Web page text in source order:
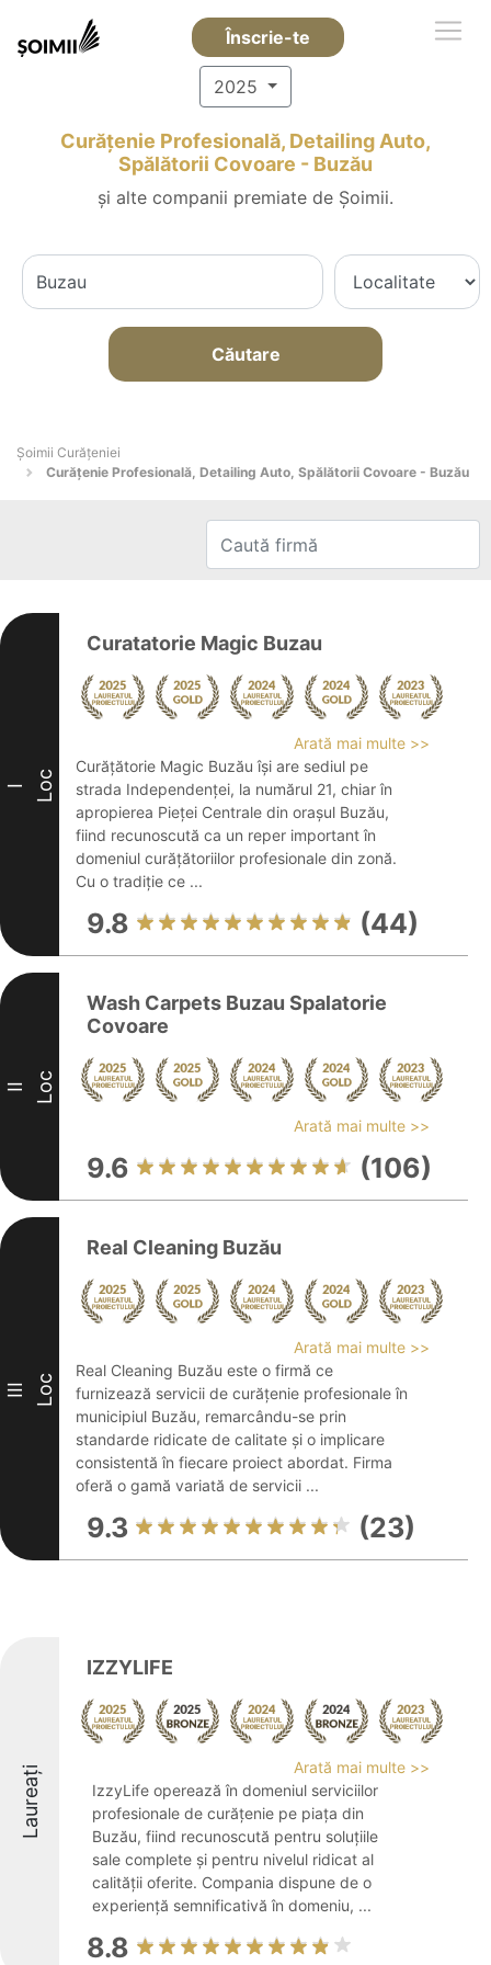
Înscrie-te
2025
Curățenie Profesională, Detailing Auto,
Spălătorii Covoare - Buzău
și alte companii premiate de Șoimii.
Căutare
Șoimii Curățeniei
Curățenie Profesională, Detailing Auto, Spălătorii Covoare - Buzău
I Loc
Curatatorie Magic Buzau
Arată mai multe >>
Curățătorie Magic Buzău își are sediul pe
strada Independenței, la numărul 21, chiar în
apropierea Pieței Centrale din orașul Buzău,
fiind recunoscută ca un reper important în
domeniul curățătoriilor profesionale din zonă.
Cu o tradiție ce ...
9.8 (44)
II Loc
Wash Carpets Buzau Spalatorie
Covoare
Arată mai multe >>
9.6 (106)
III Loc
Real Cleaning Buzău
Arată mai multe >>
Real Cleaning Buzău este o firmă ce
furnizează servicii de curățenie profesionale în
municipiul Buzău, remarcându-se prin
standarde ridicate de calitate și o implicare
consistentă în fiecare proiect abordat. Firma
oferă o gamă variată de servicii ...
9.3 (23)
Laureați
IZZYLIFE
Arată mai multe >>
IzzyLife operează în domeniul serviciilor
profesionale de curățenie pe piața din
Buzău, fiind recunoscută pentru soluțiile
sale complete și pentru nivelul ridicat al
calității oferite. Compania dispune de o
experiență semnificativă în domeniu, ...
8.8